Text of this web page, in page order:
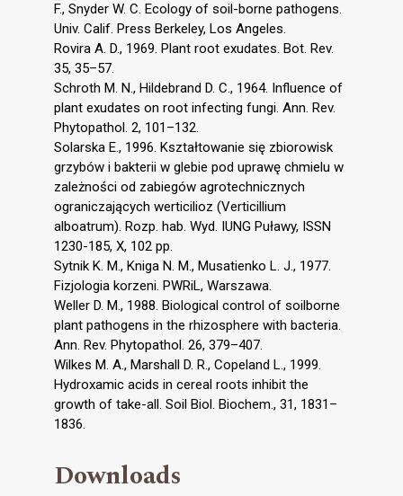
F., Snyder W. C. Ecology of soil-borne pathogens.
Univ. Calif. Press Berkeley, Los Angeles.
Rovira A. D., 1969. Plant root exudates. Bot. Rev.
35, 35–57.
Schroth M. N., Hildebrand D. C., 1964. Influence of
plant exudates on root infecting fungi. Ann. Rev.
Phytopathol. 2, 101–132.
Solarska E., 1996. Kształtowanie się zbiorowisk
grzybów i bakterii w glebie pod uprawę chmielu w
zależności od zabiegów agrotechnicznych
ograniczających werticilioz (Verticillium
alboatrum). Rozp. hab. Wyd. IUNG Puławy, ISSN
1230-185, X, 102 pp.
Sytnik K. M., Kniga N. M., Musatienko L. J., 1977.
Fizjologia korzeni. PWRiL, Warszawa.
Weller D. M., 1988. Biological control of soilborne
plant pathogens in the rhizosphere with bacteria.
Ann. Rev. Phytopathol. 26, 379–407.
Wilkes M. A., Marshall D. R., Copeland L., 1999.
Hydroxamic acids in cereal roots inhibit the
growth of take-all. Soil Biol. Biochem., 31, 1831–
1836.
Downloads